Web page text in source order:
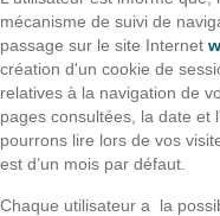
mécanisme de suivi de
passage sur le site Internet
création d'un cookie de
relatives à la navigation de
pages consultées, la date et
pourrons lire lors de vos
est d’un mois par défaut.
Chaque utilisateur a la